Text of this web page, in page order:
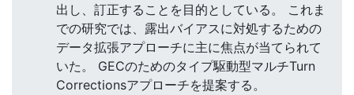
出し、訂正することを目的としている。 これま
での研究では、露出バイアスに対処するための
データ拡張アプローチに主に焦点が当てられて
いた。 GECのためのタイプ駆動型マルチTurn
Correctionsアプローチを提案する。